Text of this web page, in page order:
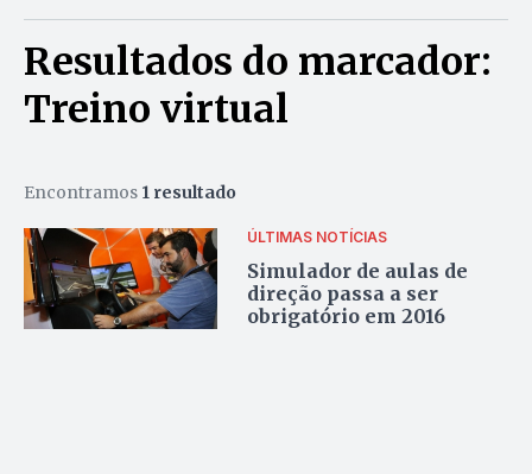
Resultados do marcador:
Treino virtual
Encontramos 1 resultado
ÚLTIMAS NOTÍCIAS
Simulador de aulas de
direção passa a ser
obrigatório em 2016